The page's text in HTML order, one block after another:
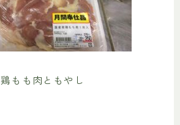
鶏もも肉ともやし